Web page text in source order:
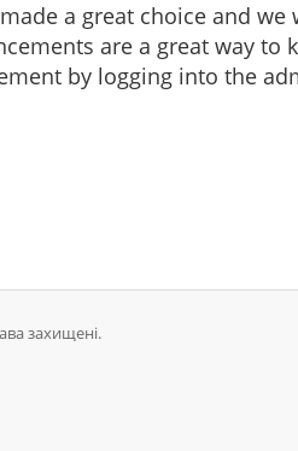
a great choice and
are a great way
by logging into the
захищені.